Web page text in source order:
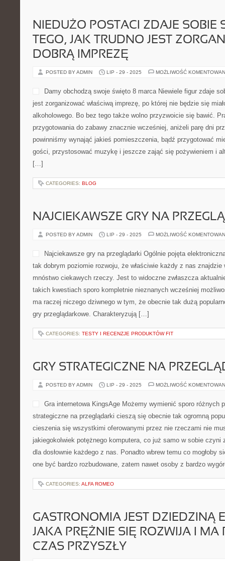
NIEDUŻO POSTACI ZDAJE SOBIE
TEGO, JAK TRUDNO JEST
DOBRĄ IMPREZĘ
POSTED BY ADMIN LIP - 29 - 2025 MOŻLIWOŚĆ
Damy obchodzą swoje święto 8 marca Niewiele figur zdaje
jest zorganizować właściwą imprezę, po której nie będzie się
alkoholowego. Bo bez tego także wolno przyzwoicie się bawić.
przygotowania do zabawy znacznie wcześniej, aniżeli parę dni
powinniśmy wynająć jakieś pomieszczenia, bądź przygotować
gości, przystosować muzykę i jeszcze zająć się pożywieniem i
[…]
CATEGORIES: BLOG
NAJCIEKAWSZE GRY NA
POSTED BY ADMIN LIP - 29 - 2025 MOŻLIWOŚĆ
Najciekawsze gry na przeglądarki Ogólnie pojęta
tak dobrym poziomie rozwoju, że właściwie każdy z nas znajdzie
mnóstwo ciekawych rzeczy. Jest to widoczne zwłaszcza
takich kwestiach sporo kompletnie nieznanych wcześniej
ma raczej niczego dziwnego w tym, że obecnie tak dużą
gry przeglądarkowe. Charakteryzują […]
CATEGORIES: TESTY I RECENZJE PRODUKTÓW FIT
GRY STRATEGICZNE NA
POSTED BY ADMIN LIP - 29 - 2025 MOŻLIWOŚĆ
Gra internetowa KingsAge Możemy wymienić sporo różnych
strategiczne na przeglądarki cieszą się obecnie tak ogromną
cieszenia się wszystkimi oferowanymi przez nie rzeczami nie
jakiegokolwiek potężnego komputera, co już samo w sobie czyni
dla dosłownie każdego z nas. Ponadto wbrew temu co mogłoby
one być bardzo rozbudowane, zatem nawet osoby z bardzo
CATEGORIES: ALFA ROMEO
GASTRONOMIA JEST DZIEDZINĄ
JAKA PRĘŻNIE SIĘ ROZWIJA I MA
CZAS PRZYSZŁY